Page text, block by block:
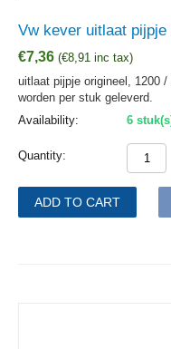
Vw kever uitlaat pijpje
€7,36 (€8,91 inc tax)
uitlaat pijpje origineel, 1200
worden per stuk geleverd.
Availability:
6
Quantity:
ADD TO CART